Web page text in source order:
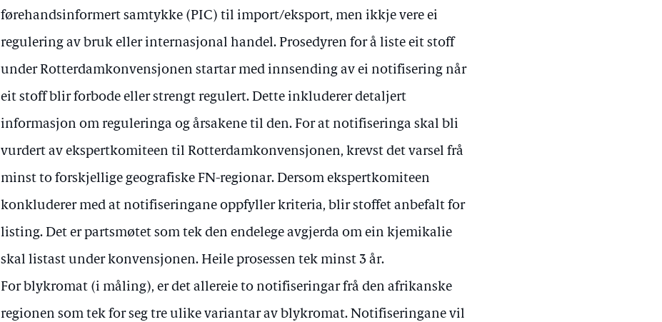
førehandsinformert samtykke (PIC) til import/eksport, men ikkje vere ei
regulering av bruk eller internasjonal handel. Prosedyren for å liste eit stoff
under Rotterdamkonvensjonen startar med innsending av ei notifisering når
eit stoff blir forbode eller strengt regulert. Dette inkluderer detaljert
informasjon om reguleringa og årsakene til den. For at notifiseringa skal bli
vurdert av ekspertkomiteen til Rotterdamkonvensjonen, krevst det varsel frå
minst to forskjellige geografiske FN-regionar. Dersom ekspertkomiteen
konkluderer med at notifiseringane oppfyller kriteria, blir stoffet anbefalt for
listing. Det er partsmøtet som tek den endelege avgjerda om ein kjemikalie
skal listast under konvensjonen. Heile prosessen tek minst 3 år.
For blykromat (i måling), er det allereie to notifiseringar frå den afrikanske
regionen som tek for seg tre ulike variantar av blykromat. Notifiseringane vil